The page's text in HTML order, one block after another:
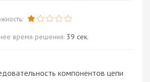
время решения: 39 сек.
компонентов цепи